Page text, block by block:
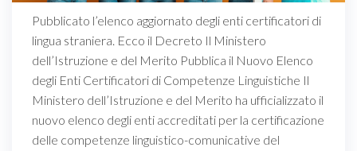
Pubblicato l’elenco aggiornato degli enti certificatori di
lingua straniera. Ecco il Decreto Il Ministero
dell’Istruzione e del Merito Pubblica il Nuovo Elenco
degli Enti Certificatori di Competenze Linguistiche Il
Ministero dell’Istruzione e del Merito ha ufficializzato il
nuovo elenco degli enti accreditati per la certificazione
delle competenze linguistico-comunicative del